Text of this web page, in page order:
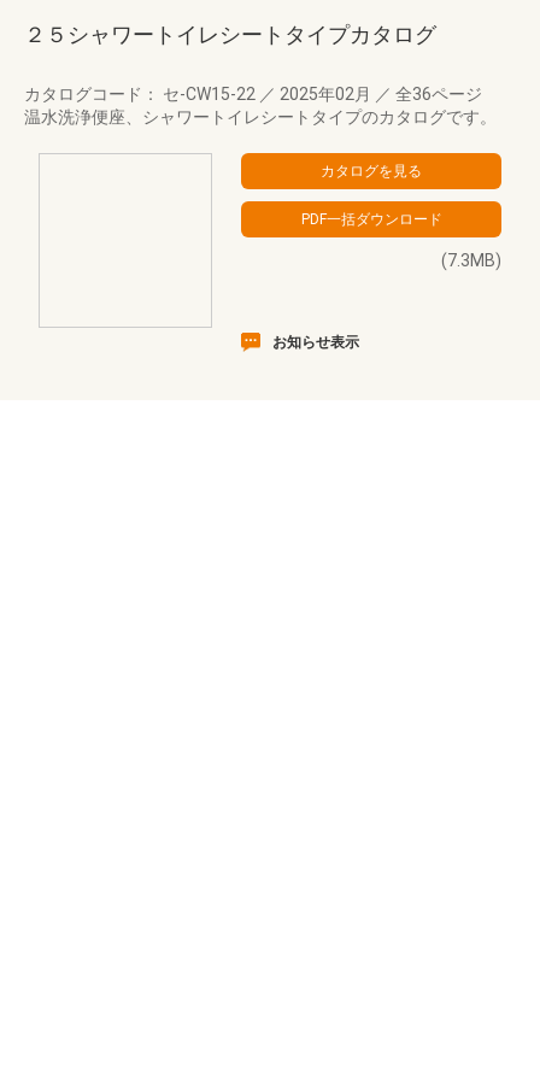
２５シャワートイレシートタイプカタログ
カタログコード： セ-CW15-22 ／ 2025年02月 ／ 全36ページ
温水洗浄便座、シャワートイレシートタイプのカタログです。
(7.3MB)
お知らせ表示